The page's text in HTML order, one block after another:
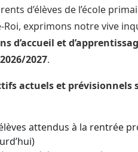
d’élèves de l’école
Roi, exprimons notre vive
d’accueil et
2027.
actuels et
attendus à la rentrée